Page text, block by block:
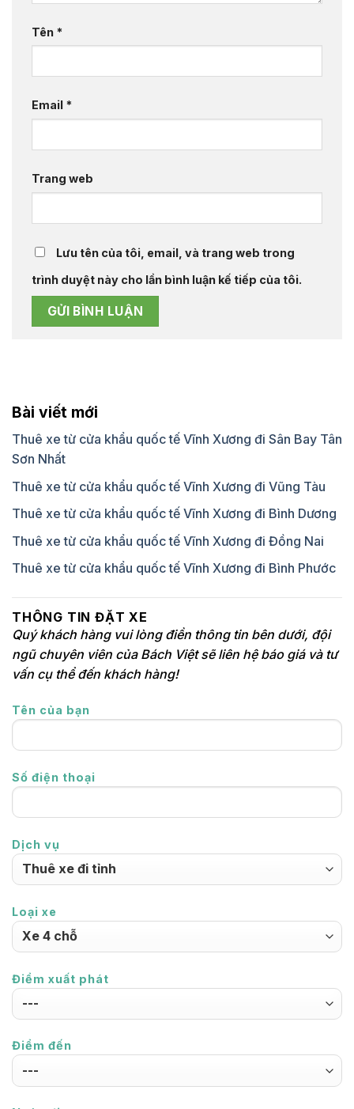
Tên *
Email *
Trang web
Lưu tên của tôi, email, và trang web trong
trình duyệt này cho lần bình luận kế tiếp của tôi.
Bài viết mới
Thuê xe từ cửa khẩu quốc tế Vĩnh Xương đi Sân Bay Tân
Sơn Nhất
Thuê xe từ cửa khẩu quốc tế Vĩnh Xương đi Vũng Tàu
Thuê xe từ cửa khẩu quốc tế Vĩnh Xương đi Bình Dương
Thuê xe từ cửa khẩu quốc tế Vĩnh Xương đi Đồng Nai
Thuê xe từ cửa khẩu quốc tế Vĩnh Xương đi Bình Phước
THÔNG TIN ĐẶT XE
Quý khách hàng vui lòng điền thông tin bên dưới, đội
ngũ chuyên viên của Bách Việt sẽ liên hệ báo giá và tư
vấn cụ thể đến khách hàng!
Tên của bạn
Số điện thoại
Dịch vụ
Loại xe
Điểm xuất phát
Điểm đến